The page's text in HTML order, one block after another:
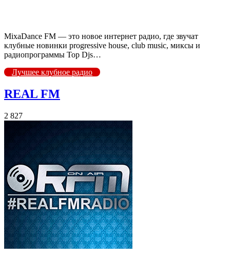
MixaDance FM — это новое интернет радио, где звучат
клубные новинки progressive house, club music, миксы и
радиопрограммы Top Djs…
Лучшее клубное радио
REAL FM
2 827